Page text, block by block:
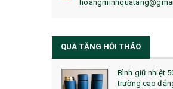
22. ĐỒNG HỒ ĐỂ BÀN
23. QÙA TẶNG ĐỘC ĐÁO
QUÀ TẶNG HỘI THẢO
Bình giữ nhiệt
trường cao